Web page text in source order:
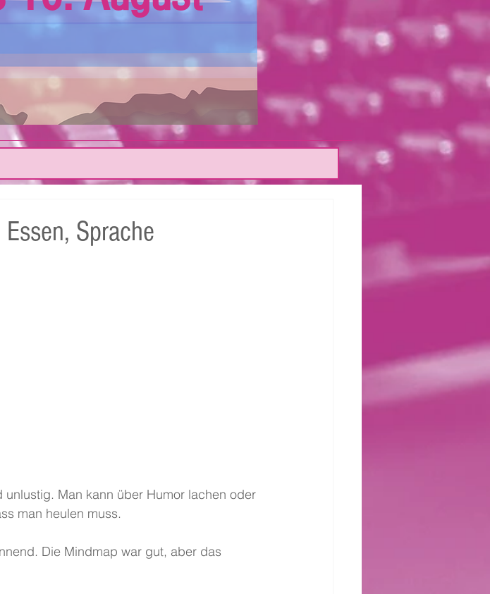
Sprache
Man kann über Humor lachen oder
man heulen muss.
Die Mindmap war gut, aber das